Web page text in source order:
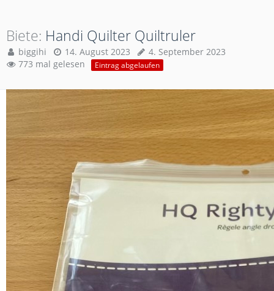
Biete Handi Quilter Quiltruler
biggihi 14. August 2023
4. September 2023
773 mal gelesen
Eintrag abgelaufen